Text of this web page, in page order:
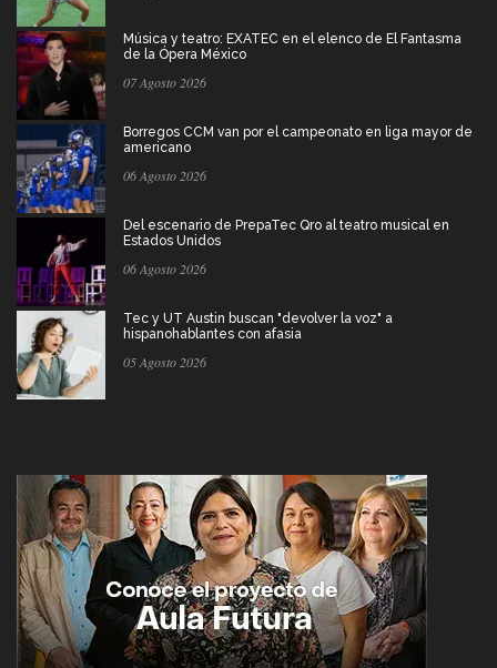
Música y teatro: EXATEC en el elenco de El Fantasma
de la Ópera México
07 Agosto 2026
Borregos CCM van por el campeonato en liga mayor de
americano
06 Agosto 2026
Del escenario de PrepaTec Qro al teatro musical en
Estados Unidos
06 Agosto 2026
Tec y UT Austin buscan "devolver la voz" a
hispanohablantes con afasia
05 Agosto 2026